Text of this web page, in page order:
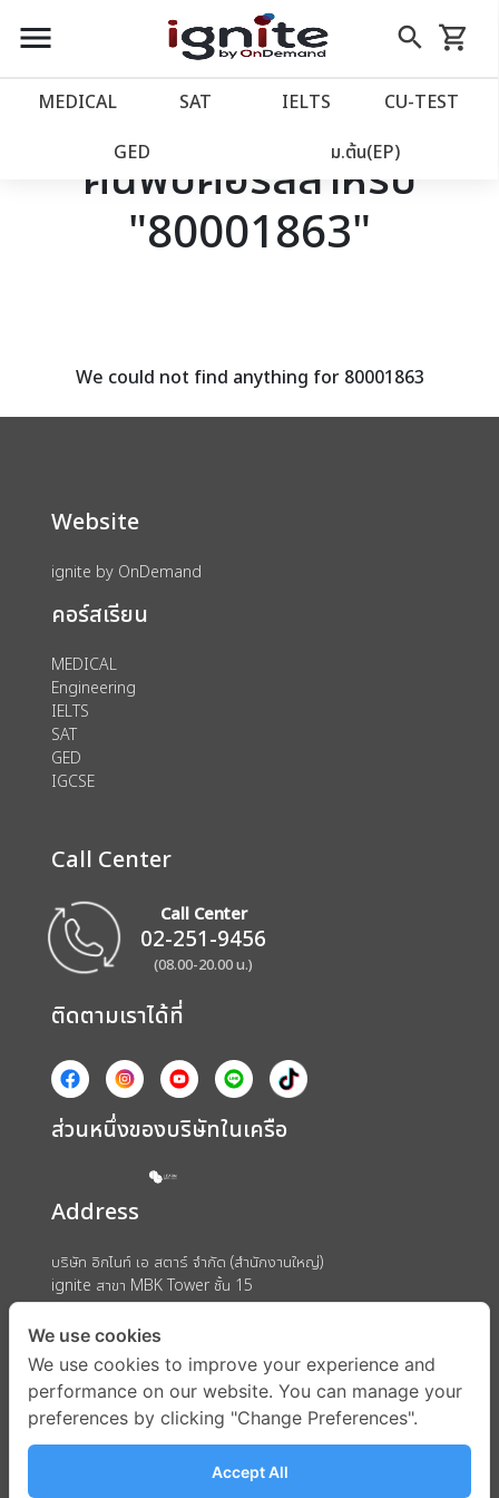
close
account_balance หน้าแรก
เว็บไซต์อิกไนท์
โปรโมชั่น
assignment ลงทะเบียน
menu search
Skip
to
shopping_cart
รถเข็น
MEDICAL SAT IELTS CU‑TEST
GED ม.ต้น(EP)
ค้นพบคอร์สสำหรับ
"80001863"
We could not find anything for 80001863
Website
ignite by OnDemand
คอร์สเรียน
MEDICAL
Engineering
IELTS
SAT
GED
IGCSE
Call Center
Call Center
02-251-9456
(08.00-20.00 น.)
ติดตามเราได้ที่
ส่วนหนึ่งของบริษัทในเครือ
Address
บริษัท อิกไนท์ เอ สตาร์ จำกัด (สำนักงานใหญ่)
ignite สาขา MBK Tower ชั้น 15
ถนนพญาไท แขวงวังใหม่ เขตปทุมวัน กรุงเทพมหานคร 10330
We use cookies
We use cookies to improve your experience and
performance on our website. You can manage your
preferences by clicking "Change Preferences".
Accept All